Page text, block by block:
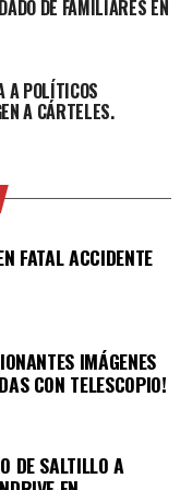
agradeció el
Salinas,
para el
significativo
dignas para las
de nuestro
DE FAMILIARES EN
A POLÍTICOS
A CÁRTELES.
FATAL ACCIDENTE
IMÁGENES
CON TELESCOPIO!
DE SALTILLO A